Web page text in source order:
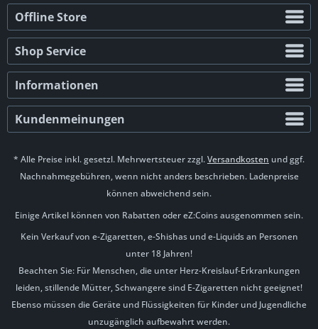
Offline Store
Shop Service
Informationen
Kundenmeinungen
* Alle Preise inkl. gesetzl. Mehrwertsteuer zzgl.Versandkosten und ggf.
Nachnahmegebühren, wenn nicht anders beschrieben. Ladenpreise
können abweichend sein.
Einige Artikel können von Rabatten oder eZ:Coins ausgenommen sein.
Kein Verkauf von e-Zigaretten, e-Shishas und e-Liquids an Personen
unter 18 Jahren!
Beachten Sie: Für Menschen, die unter Herz-Kreislauf-Erkrankungen
leiden, stillende Mütter, Schwangere sind E-Zigaretten nicht geeignet!
Ebenso müssen die Geräte und Flüssigkeiten für Kinder und Jugendliche
unzugänglich aufbewahrt werden.